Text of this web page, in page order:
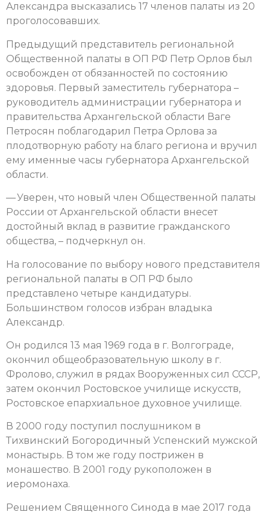
Александра высказались 17 членов палаты из 20
проголосовавших.
Предыдущий представитель региональной
Общественной палаты в ОП РФ Петр Орлов был
освобожден от обязанностей по состоянию
здоровья. Первый заместитель губернатора –
руководитель администрации губернатора и
правительства Архангельской области Ваге
Петросян поблагодарил Петра Орлова за
плодотворную работу на благо региона и вручил
ему именные часы губернатора Архангельской
области.
— Уверен, что новый член Общественной палаты
России от Архангельской области внесет
достойный вклад в развитие гражданского
общества, – подчеркнул он.
На голосование по выбору нового представителя
региональной палаты в ОП РФ было
представлено четыре кандидатуры.
Большинством голосов избран владыка
Александр.
Он родился 13 мая 1969 года в г. Волгограде,
окончил общеобразовательную школу в г.
Фролово, служил в рядах Вооруженных сил СССР,
затем окончил Ростовское училище искусств,
Ростовское епархиальное духовное училище.
В 2000 году поступил послушником в
Тихвинский Богородичный Успенский мужской
монастырь. В том же году пострижен в
монашество. В 2001 году рукоположен в
иеромонаха.
Решением Священного Синода в мае 2017 года